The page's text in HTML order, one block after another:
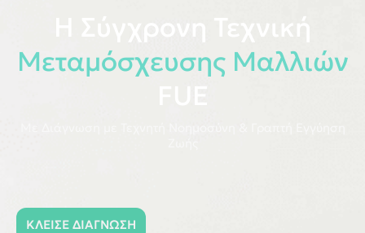
Μεταμόσχευσης Μαλλιών
FUE
ΚΛΕΙΣΕ ΔΙΑΓΝΩΣΗ